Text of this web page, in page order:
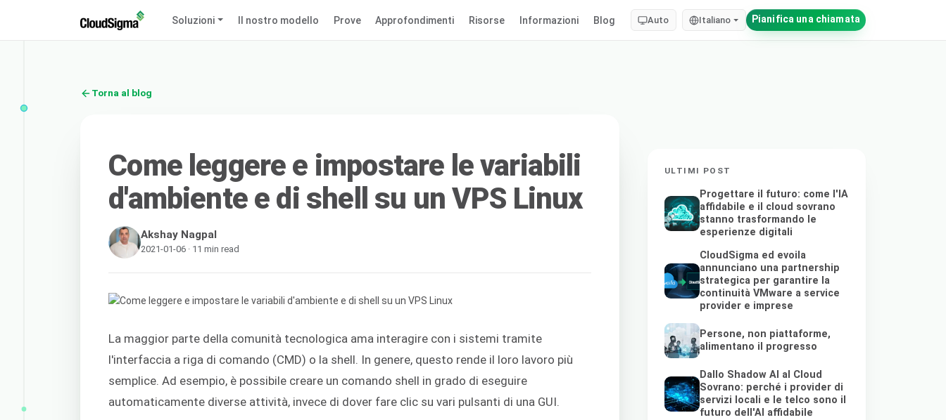
Soluzioni Il nostro modello Prove Approfondimenti Risorse Informazioni Blog Auto Italiano Pianifica una chiamata
Torna al blog
Come leggere e impostare le variabili
d'ambiente e di shell su un VPS Linux
Akshay Nagpal
2021-01-06 · 11 min read
La maggior parte della comunità tecnologica ama interagire con i sistemi tramite
l'interfaccia a riga di comando (CMD) o la shell. In genere, questo rende il loro lavoro più
semplice. Ad esempio, è possibile creare un comando shell in grado di eseguire
automaticamente diverse attività, invece di dover fare clic su vari pulsanti di una GUI.
ULTIMI POST
Progettare il futuro: come l'IA
affidabile e il cloud sovrano
stanno trasformando le
esperienze digitali
CloudSigma ed evoila
annunciano una partnership
strategica per garantire la
continuità VMware a service
provider e imprese
Persone, non piattaforme,
alimentano il progresso
Dallo Shadow AI al Cloud
Sovrano: perché i provider di
servizi locali e le telco sono il
futuro dell'AI affidabile